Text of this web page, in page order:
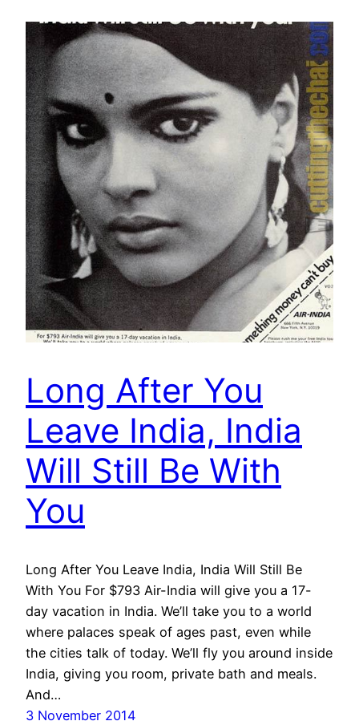
Long After You
Leave India, India
Will Still Be With
You
Long After You Leave India, India Will Still Be
With You For $793 Air-India will give you a 17-
day vacation in India. We’ll take you to a world
where palaces speak of ages past, even while
the cities talk of today. We’ll fly you around inside
India, giving you room, private bath and meals.
And…
3 November 2014